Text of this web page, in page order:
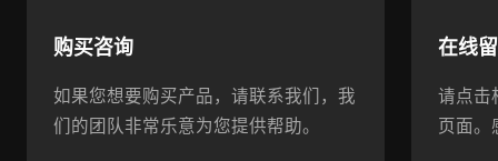
购买咨询
如果您想要购买产品，请联系我们，我
们的团队非常乐意为您提供帮助。
在线
请点击
页面。